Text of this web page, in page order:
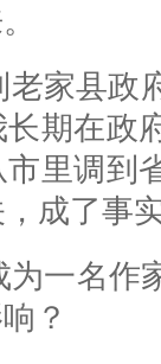
家县政
期在政
里调到
成了事
为一名作
？